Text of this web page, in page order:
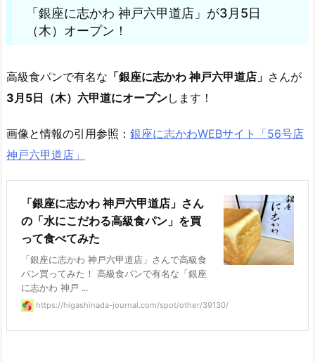
「銀座に志かわ 神戸六甲道店」が3月5日
（木）オープン！
高級食パンで有名な 「銀座に志かわ 神戸六甲道店」 さんが
3月5日（木）六甲道にオープンします！
画像と情報の引用参照： 銀座に志かわWEBサイト「56号店
神戸六甲道店」
「銀座に志かわ 神戸六甲道店」さん
の「水にこだわる高級食パン」を買
って食べてみた
「銀座に志かわ 神戸六甲道店」さんで高級食
パン買ってみた！ 高級食パンで有名な「銀座
に志かわ 神戸 ...
https://higashinada-journal.com/spot/other/39130/